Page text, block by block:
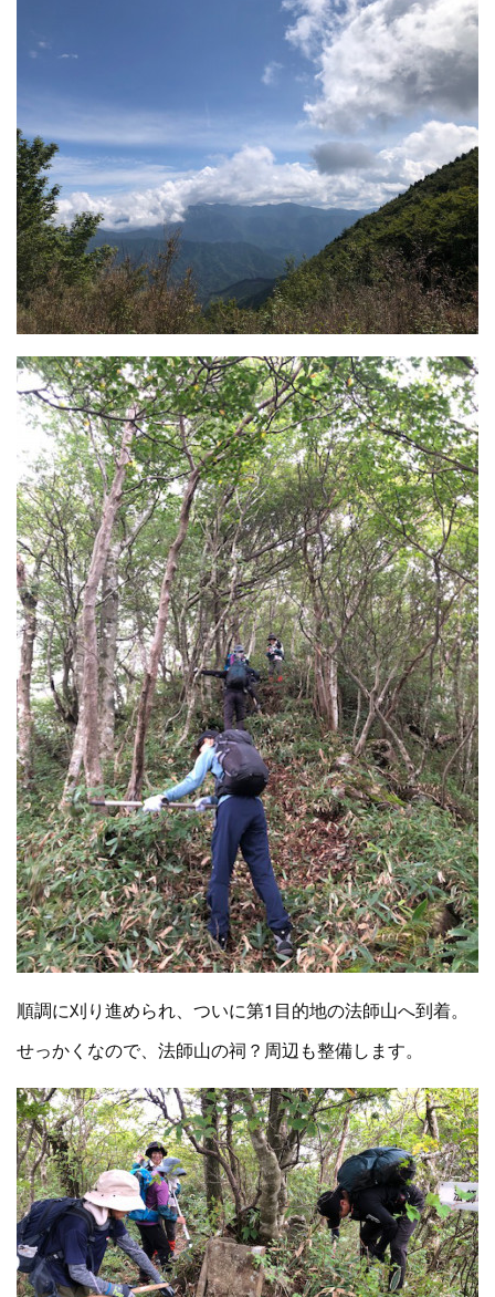
順調に刈り進められ、ついに第1目的地の法師山へ到着。
せっかくなので、法師山の祠？周辺も整備します。